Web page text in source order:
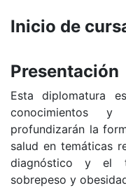
Inicio de
Presentación
Esta diplomatura
conocimientos y
profundizarán la
salud en temáticas
diagnóstico y el
sobrepeso y